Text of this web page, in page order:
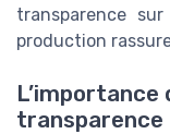
transparence
production
L’importance
transparence